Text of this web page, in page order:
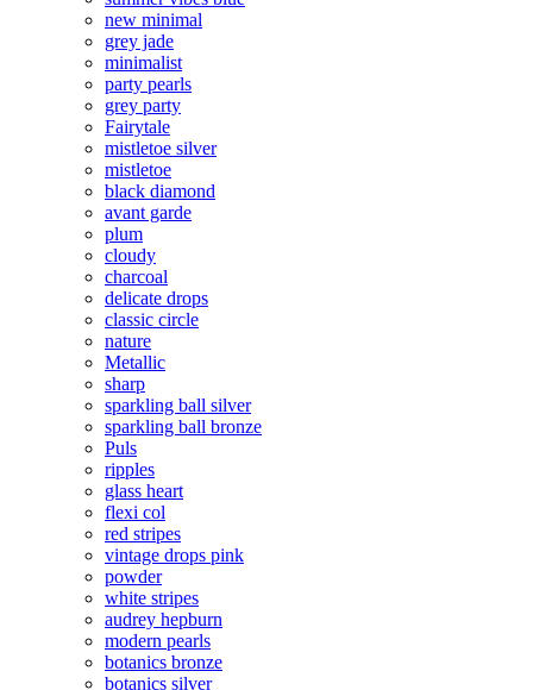
new minimal
grey jade
minimalist
party pearls
grey party
Fairytale
mistletoe silver
mistletoe
black diamond
avant garde
plum
cloudy
charcoal
delicate drops
classic circle
nature
Metallic
sharp
sparkling ball silver
sparkling ball bronze
Puls
ripples
glass heart
flexi col
red stripes
vintage drops pink
powder
white stripes
audrey hepburn
modern pearls
botanics bronze
botanics silver